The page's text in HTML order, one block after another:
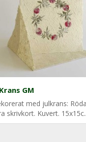
GM
med julkrans:
skrivkort. Kuvert. 15x15c..